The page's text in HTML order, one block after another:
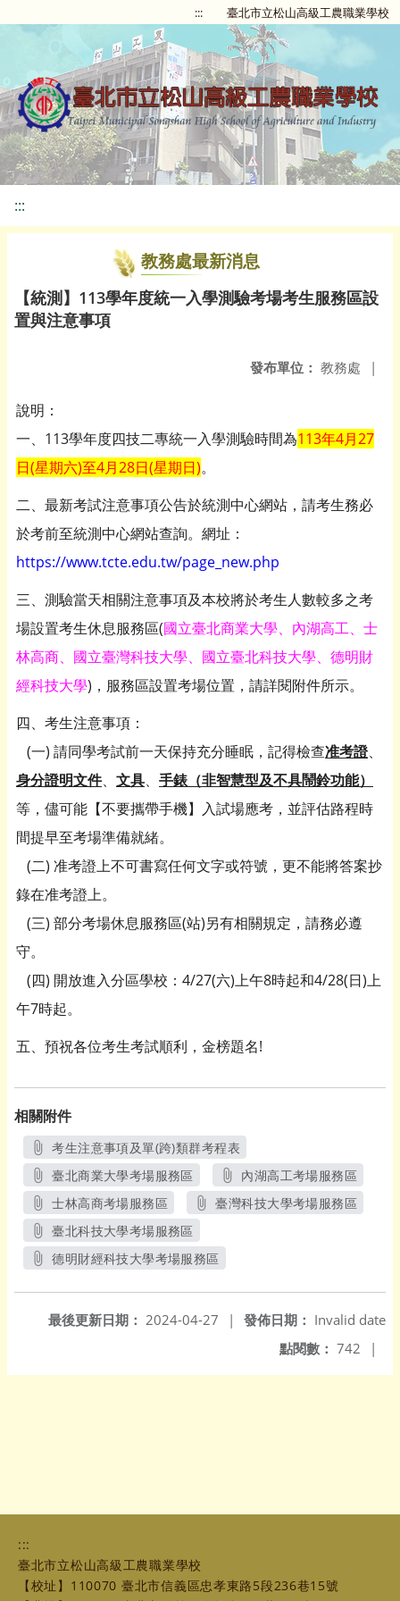
::: 臺北市立松山高級工農職業學校
:::
教務處最新消息
【統測】113學年度統一入學測驗考場考生服務區設
置與注意事項
發布單位： 教務處 |
說明：
一、113學年度四技二專統一入學測驗時間為113年4月27
日(星期六)至4月28日(星期日)。
二、最新考試注意事項公告於統測中心網站，請考生務必
於考前至統測中心網站查詢。網址：
https://www.tcte.edu.tw/page_new.php
三、測驗當天相關注意事項及本校將於考生人數較多之考
場設置考生休息服務區(國立臺北商業大學、內湖高工、士
林高商、國立臺灣科技大學、國立臺北科技大學、德明財
經科技大學)，服務區設置考場位置，請詳閱附件所示。
四、考生注意事項：
(一) 請同學考試前一天保持充分睡眠，記得檢查准考證、
身分證明文件、 文具、 手錶（非智慧型及不具鬧鈴功能）
等，儘可能【不要攜帶手機】入試場應考，並評估路程時
間提早至考場準備就緒。
(二) 准考證上不可書寫任何文字或符號，更不能將答案抄
錄在准考證上。
(三) 部分考場休息服務區(站)另有相關規定，請務必遵
守。
(四) 開放進入分區學校：4/27(六)上午8時起和4/28(日)上
午7時起。
五、預祝各位考生考試順利，金榜題名!
相關附件
考生注意事項及單(跨)類群考程表
另開新視窗
臺北商業大學考場服務區
另開新視窗
內湖高工考場服務區
另開新視窗
士林高商考場服務區
另開新視窗
臺灣科技大學考場服務區
臺北科技大學考場服務區
另開新視窗
德明財經科技大學考場服務區
發佈日期： Invalid date
最後更新日期： 2024-04-27
|
點閱數： 742 |
:::
臺北市立松山高級工農職業學校
【校址】110070 臺北市信義區忠孝東路5段236巷15號